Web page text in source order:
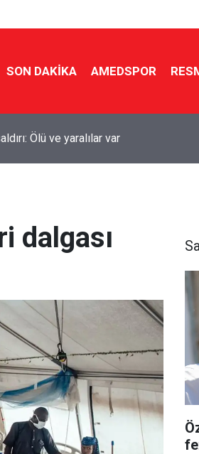
SON DAKIKA AMEDSPOR
genç boğuldu
dalgası